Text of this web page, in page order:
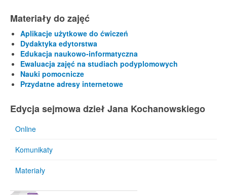
Materiały do zajęć
Aplikacje użytkowe do ćwiczeń
Dydaktyka edytorstwa
Edukacja naukowo-informatyczna
Ewaluacja zajęć na studiach podyplomowych
Nauki pomocnicze
Przydatne adresy internetowe
Edycja sejmowa dzieł Jana Kochanowskiego
Online
Komunikaty
Materiały